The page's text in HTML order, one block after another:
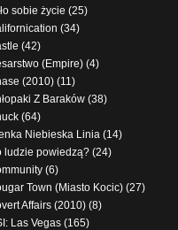
sobie życie (25)
(34)
(42)
(Empire) (4)
(2010) (11)
Z Baraków (38)
(64)
Niebieska Linia (14)
ludzie powiedzą? (24)
(6)
Town (Miasto Kocic) (27)
Affairs (2010) (8)
Las Vegas (165)